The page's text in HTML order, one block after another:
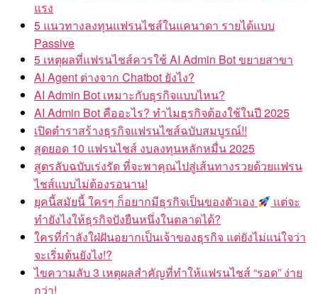
แรง
5 แนวทางลงทุนแฟรนไชส์ในแคนาดา รายได้แบบ
Passive
5 เหตุผลที่แฟรนไชส์ควรใช้ AI Admin Bot ขยายสาขา
AI Agent ต่างจาก Chatbot ยังไง?
AI Admin Bot เหมาะกับธุรกิจแบบไหน?
AI Admin Bot คืออะไร? ทำไมธุรกิจต้องใช้ในปี 2025
เปิดตำราสร้างธุรกิจแฟรนไชส์ฉบับสมบูรณ์!!
สุดยอด 10 แฟรนไชส์ งบลงทุนหลักหมื่น 2025
สูตรลับฉบับเร่งรัด ที่จะพาคุณไปสู่เส้นทางรวยด้วยแฟรน
ไชส์แบบไม่ต้องรอนาน!
ยุคนี้สมัยนี้ ใครๆ ก็อยากมีธุรกิจเป็นของตัวเอง
แต่จะ
ทำยังไงให้ธุรกิจปังยืนหนึ่งในตลาดได้?
ใครที่กำลังใฝ่ฝันอยากเป็นเจ้าของธุรกิจ แต่ยังไม่แน่ใจว่า
จะเริ่มต้นยังไง!?
ไขความลับ 3 เหตุผลสำคัญที่ทำให้แฟรนไชส์ “รอด” ง่าย
กว่า!